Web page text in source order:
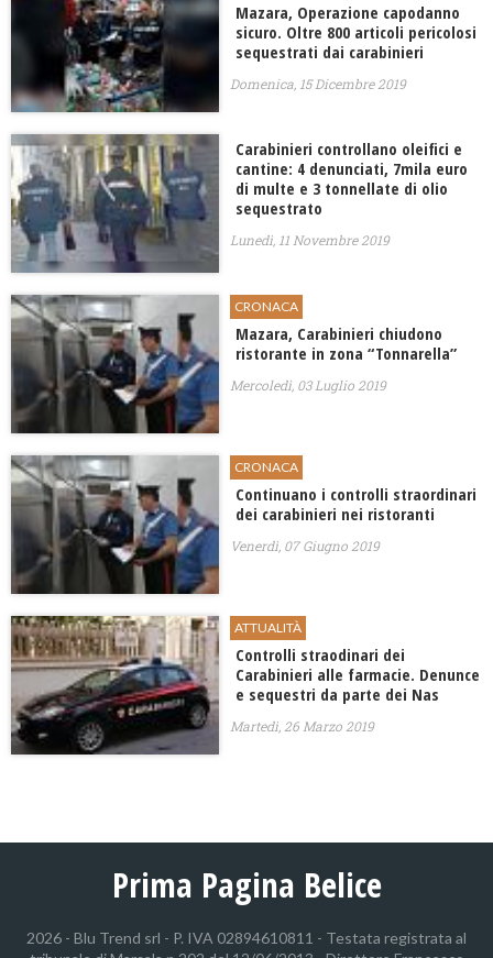
Mazara, Operazione capodanno
sicuro. Oltre 800 articoli pericolosi
sequestrati dai carabinieri
Domenica, 15 Dicembre 2019
Carabinieri controllano oleifici e
cantine: 4 denunciati, 7mila euro
di multe e 3 tonnellate di olio
sequestrato
Lunedì, 11 Novembre 2019
CRONACA
Mazara, Carabinieri chiudono
ristorante in zona “Tonnarella”
Mercoledì, 03 Luglio 2019
CRONACA
Continuano i controlli straordinari
dei carabinieri nei ristoranti
Venerdì, 07 Giugno 2019
ATTUALITÀ
Controlli straodinari dei
Carabinieri alle farmacie. Denunce
e sequestri da parte dei Nas
Martedì, 26 Marzo 2019
Prima Pagina Belice
2026 - Blu Trend srl - P. IVA 02894610811 - Testata registrata al